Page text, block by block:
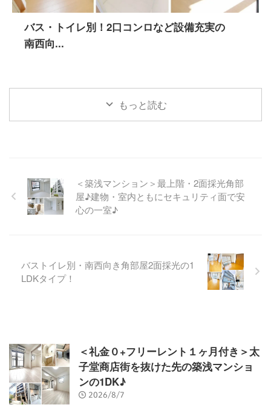
バス・トイレ別！2口コンロなど設備充実の
南西向...
もっと読む
＜築浅マンション＞最上階・2面採光角部
屋♪建物・室内ともにセキュリティ面で安
心の一室♪
バストイレ別・南西向き角部屋2面採光の1
LDKタイプ！
＜礼金０+フリーレント１ヶ月付き＞太
子堂商店街を抜けた先の築浅マンショ
ンの1DK♪
2026/8/7